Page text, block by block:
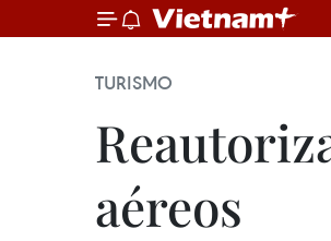
TURISMO
aéreos